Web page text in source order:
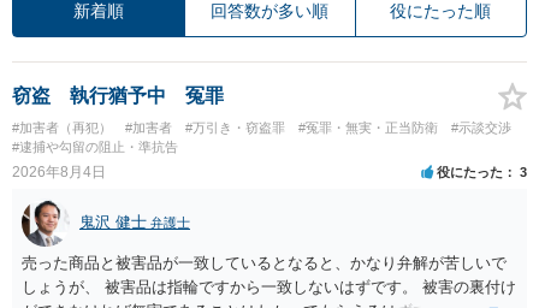
新着順 回答数が多い順 役にたった順
窃盗 執行猶予中 冤罪
#加害者（再犯） #加害者 #万引き・窃盗罪 #冤罪・無実・正当防衛
#示談交渉
#逮捕や勾留の阻止・準抗告
2026年8月4日 役にたった 3
鬼沢 健士 弁護士
売った商品と被害品が一致しているとなると、かなり弁解が苦しいで
しょうが、 被害品は指輪ですから一致しないはずです。 被害の裏付け